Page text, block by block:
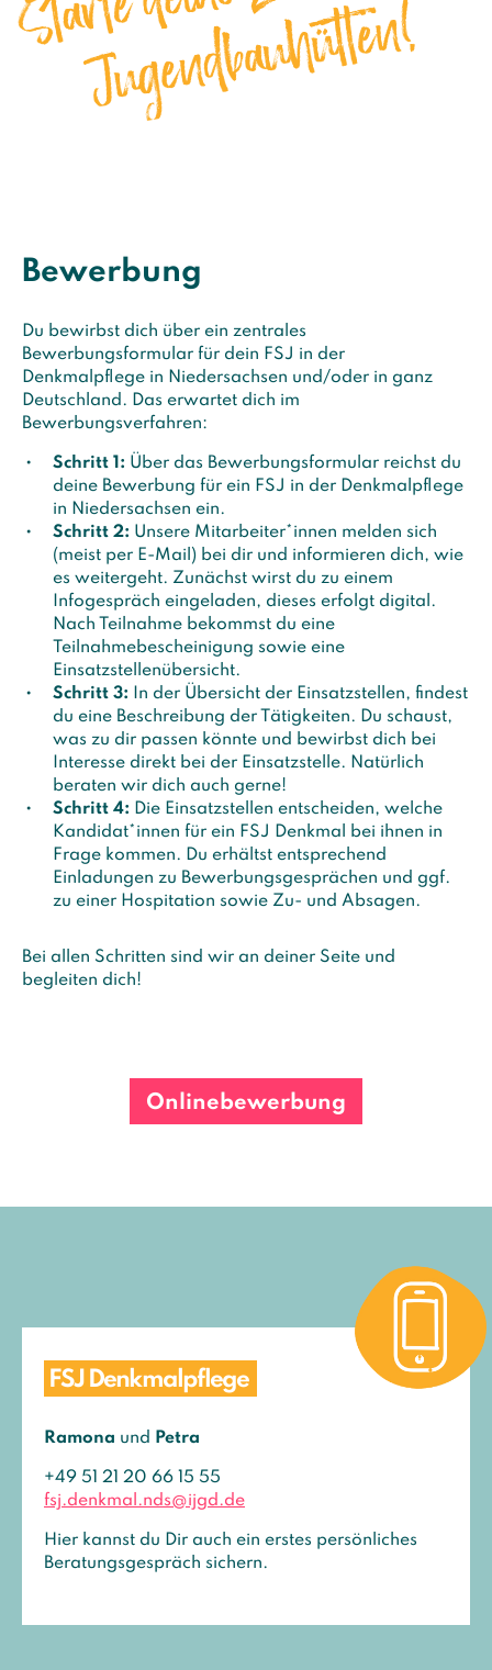
Bewerbung
Du bewirbst dich über ein zentrales
Bewerbungsformular für dein FSJ in der
Denkmalpflege in Niedersachsen und/oder in ganz
Deutschland. Das erwartet dich im
Bewerbungsverfahren:
Schritt 1: Über das Bewerbungsformular reichst du
deine Bewerbung für ein FSJ in der Denkmalpflege
in Niedersachsen ein.
Schritt 2: Unsere Mitarbeiter*innen melden sich
(meist per E-Mail) bei dir und informieren dich, wie
es weitergeht. Zunächst wirst du zu einem
Infogespräch eingeladen, dieses erfolgt digital.
Nach Teilnahme bekommst du eine
Teilnahmebescheinigung sowie eine
Einsatzstellenübersicht.
Schritt 3: In der Übersicht der Einsatzstellen, findest
du eine Beschreibung der Tätigkeiten. Du schaust,
was zu dir passen könnte und bewirbst dich bei
Interesse direkt bei der Einsatzstelle. Natürlich
beraten wir dich auch gerne!
Schritt 4: Die Einsatzstellen entscheiden, welche
Kandidat*innen für ein FSJ Denkmal bei ihnen in
Frage kommen. Du erhältst entsprechend
Einladungen zu Bewerbungsgesprächen und ggf.
zu einer Hospitation sowie Zu- und Absagen.
Bei allen Schritten sind wir an deiner Seite und
begleiten dich!
Onlinebewerbung
FSJ Denkmalpflege
Ramona und Petra
+49 51 21 20 66 15 55
fsj.denkmal.nds@ijgd.de
Hier kannst du Dir auch ein erstes persönliches
Beratungsgespräch sichern.